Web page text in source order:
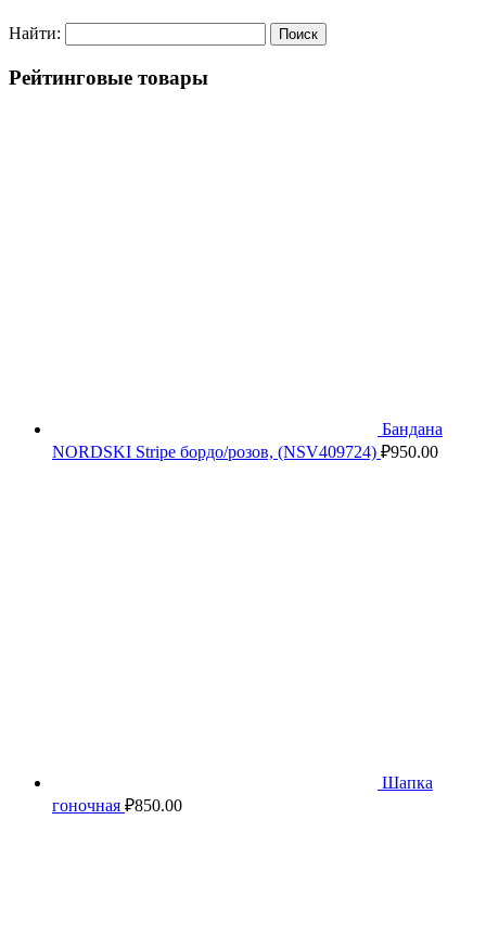
Найти:
Рейтинговые товары
Бандана
NORDSKI Stripe бордо/розов, (NSV409724) ₽950.00
Шапка
гоночная ₽850.00